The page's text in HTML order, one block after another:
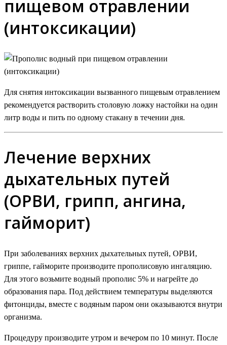
пищевом отравлении
(интоксикации)
Для снятия интоксикации вызванного пищевым отравлением
рекомендуется растворить столовую ложку настойки на один
литр воды и пить по одному стакану в течении дня.
Лечение верхних
дыхательных путей
(ОРВИ, грипп, ангина,
гайморит)
При заболеваниях верхних дыхательных путей, ОРВИ,
гриппе, гайморите производите прополисовую ингаляцию.
Для этого возьмите водный прополис 5% и нагрейте до
образования пара. Под действием температуры выделяются
фитонциды, вместе с водяным паром они оказываются внутри
организма.
Процедуру производите утром и вечером по 10 минут. После